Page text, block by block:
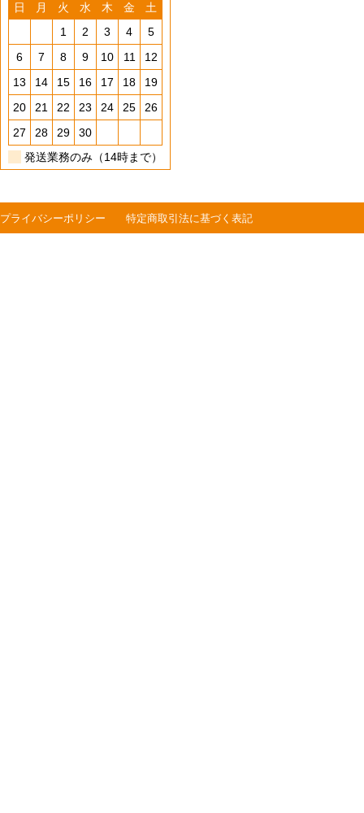
日
月 火 水 木 金
土
1
2 3 4
5
6
7 8 9 10 11
12
13
14 15 16 17 18
19
20
21 22 23 24 25
26
27
28 29
30
発送業務のみ（14時まで）
プライバシーポリシー 特定商取引法に基づく表記